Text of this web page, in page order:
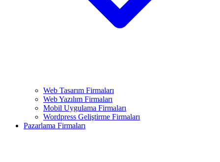
Web Tasarım Firmaları
Web Yazılım Firmaları
Mobil Uygulama Firmaları
Wordpress Geliştirme Firmaları
Pazarlama Firmaları